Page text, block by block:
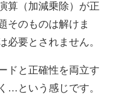
算（加減乗除）が正
そのものは解けま
必要とされません。
ドと正確性を両立す
…という感じです。